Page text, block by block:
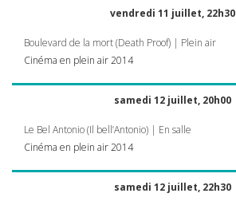
vendredi 11 juillet, 22h30
Boulevard de la mort (Death Proof) | Plein air
Cinéma en plein air 2014
samedi 12 juillet, 20h00
Le Bel Antonio (Il bell’Antonio) | En salle
Cinéma en plein air 2014
samedi 12 juillet, 22h30